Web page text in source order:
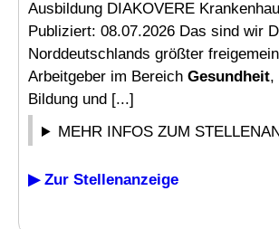
Ausbildung DIAKOVERE
Publiziert: 08.07.2026 Das sind wir
Norddeutschlands größter
Arbeitgeber im Bereich Gesundheit,
Bildung und [...]
MEHR INFOS ZUM
▶ Zur Stellenanzeige